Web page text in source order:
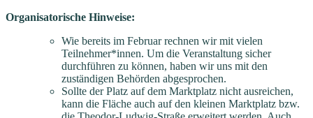
Organisatorische Hinweise:
Wie bereits im Februar rechnen wir mit vielen
Teilnehmer*innen. Um die Veranstaltung sicher
durchführen zu können, haben wir uns mit den
zuständigen Behörden abgesprochen.
Sollte der Platz auf dem Marktplatz nicht ausreichen,
kann die Fläche auch auf den kleinen Marktplatz bzw.